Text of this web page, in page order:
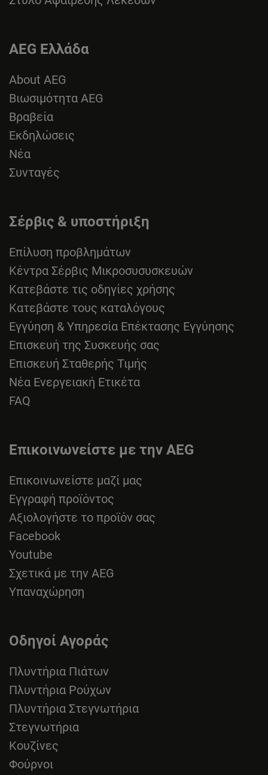
AEG Ελλάδα
About AEG
Βιωσιμότητα AEG
Βραβεία
Εκδηλώσεις
Νέα
Συνταγές
Σέρβις & υποστήριξη
Επίλυση προβλημάτων
Κέντρα Σέρβις Μικροσυσυσκευών
Κατεβάστε τις οδηγίες χρήσης
Κατεβάστε τους καταλόγους
Εγγύηση & Υπηρεσία Επέκτασης Εγγύησης
Επισκευή της Συσκευής σας
Επισκευή Σταθερής Τιμής
Νέα Ενεργειακή Ετικέτα
FAQ
Επικοινωνείστε με την AEG
Επικοινωνείστε μαζί μας
Εγγραφή προϊόντος
Αξιολογήστε το προϊόν σας
Facebook
Youtube
Σχετικά με την AEG
Υπαναχώρηση
Οδηγοί Αγοράς
Πλυντήρια Πιάτων
Πλυντήρια Ρούχων
Πλυντήρια Στεγνωτήρια
Στεγνωτήρια
Κουζίνες
Φούρνοι